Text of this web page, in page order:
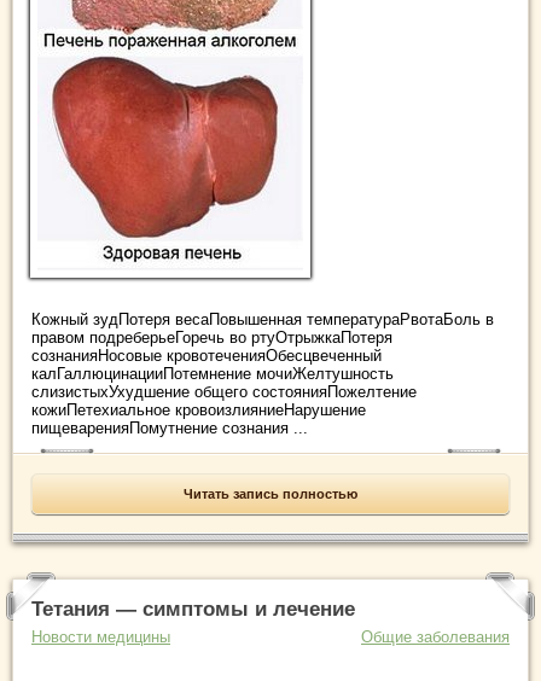
Кожный зудПотеря весаПовышенная температураРвотаБоль в
правом подреберьеГоречь во ртуОтрыжкаПотеря
сознанияНосовые кровотеченияОбесцвеченный
калГаллюцинацииПотемнение мочиЖелтушность
слизистыхУхудшение общего состоянияПожелтение
кожиПетехиальное кровоизлияниеНарушение
пищеваренияПомутнение сознания ...
Читать запись полностью
Тетания — симптомы и лечение
Новости медицины Общие заболевания